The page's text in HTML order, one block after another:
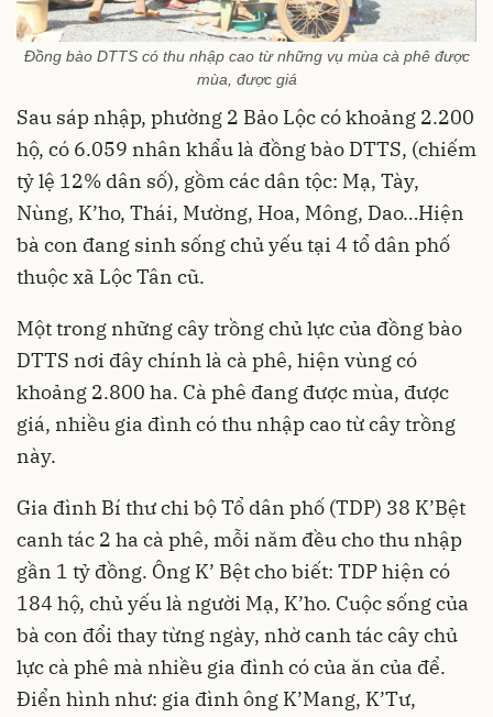
Đồng bào DTTS có thu nhập cao từ những vụ mùa cà phê được
mùa, được giá
Sau sáp nhập, phường 2 Bảo Lộc có khoảng 2.200
hộ, có 6.059 nhân khẩu là đồng bào DTTS, (chiếm
tỷ lệ 12% dân số), gồm các dân tộc: Mạ, Tày,
Nùng, K’ho, Thái, Mường, Hoa, Mông, Dao…Hiện
bà con đang sinh sống chủ yếu tại 4 tổ dân phố
thuộc xã Lộc Tân cũ.
Một trong những cây trồng chủ lực của đồng bào
DTTS nơi đây chính là cà phê, hiện vùng có
khoảng 2.800 ha. Cà phê đang được mùa, được
giá, nhiều gia đình có thu nhập cao từ cây trồng
này.
Gia đình Bí thư chi bộ Tổ dân phố (TDP) 38 K’Bệt
canh tác 2 ha cà phê, mỗi năm đều cho thu nhập
gần 1 tỷ đồng. Ông K’ Bệt cho biết: TDP hiện có
184 hộ, chủ yếu là người Mạ, K’ho. Cuộc sống của
bà con đổi thay từng ngày, nhờ canh tác cây chủ
lực cà phê mà nhiều gia đình có của ăn của để.
Điển hình như: gia đình ông K’Mang, K’Tư,